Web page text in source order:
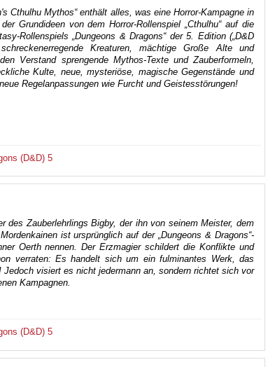
Cthulhu Mythos“ enthält alles, was eine Horror-Kampagne in
Grundideen von dem Horror-Rollenspiel „Cthulhu“ auf die
Rollenspiels „Dungeons & Dragons“ der 5. Edition („D&D
Kreaturen, mächtige Große Alte und
Verstand sprengende Mythos-Texte und Zauberformeln,
Kulte, neue, mysteriöse, magische Gegenstände und
Regelanpassungen wie Furcht und Geistesstörungen!
(D&D) 5
des Zauberlehrlings Bigby, der ihn von seinem Meister, dem
ist ursprünglich auf der „Dungeons & Dragons“-
Oerth nennen. Der Erzmagier schildert die Konflikte und
verraten: Es handelt sich um ein fulminantes Werk, das
visiert es nicht jedermann an, sondern richtet sich vor
Kampagnen.
(D&D) 5